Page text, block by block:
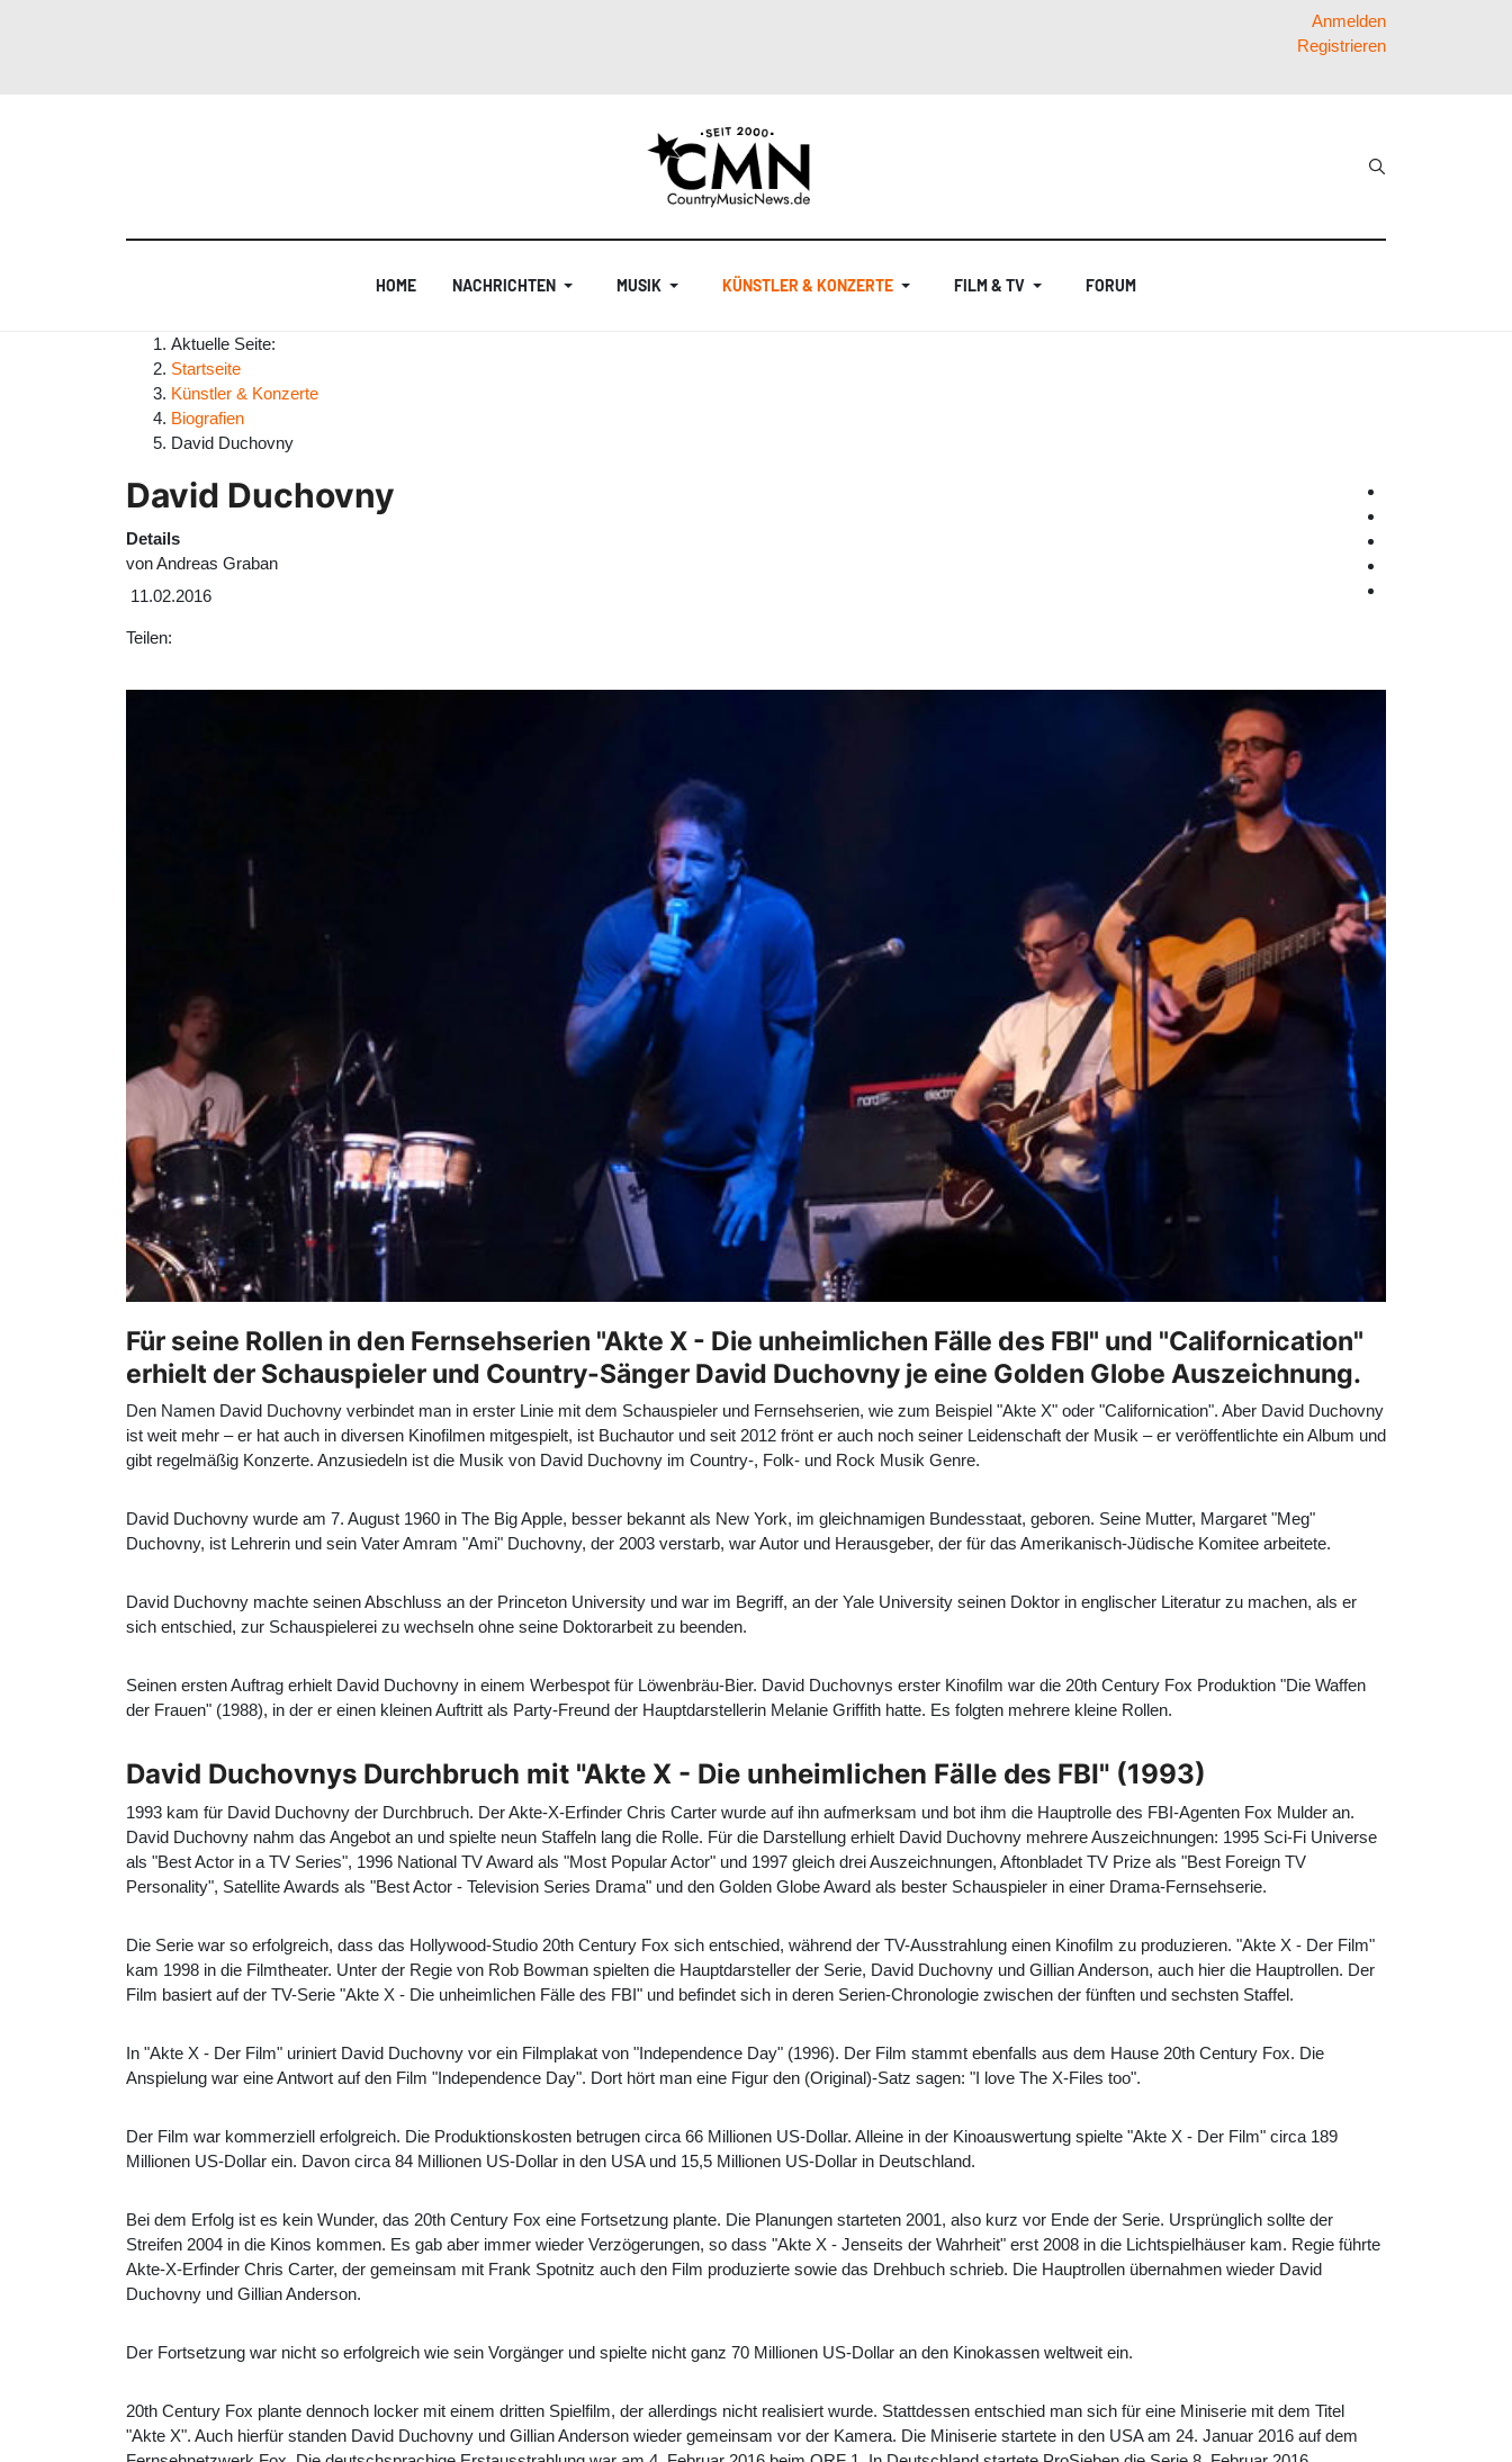
Anmelden
Registrieren
HOME NACHRICHTEN MUSIK KÜNSTLER & KONZERTE FILM & TV FORUM
Aktuelle Seite:
Startseite
Künstler & Konzerte
Biografien
David Duchovny
David Duchovny
Details
vonAndreas Graban
11.02.2016
Teilen:
Für seine Rollen in den Fernsehserien "Akte X - Die unheimlichen Fälle des FBI" und "Californication"
erhielt der Schauspieler und Country-Sänger David Duchovny je eine Golden Globe Auszeichnung.
Den Namen David Duchovny verbindet man in erster Linie mit dem Schauspieler und Fernsehserien, wie zum Beispiel "Akte X" oder "Californication". Aber David Duchovny
ist weit mehr – er hat auch in diversen Kinofilmen mitgespielt, ist Buchautor und seit 2012 frönt er auch noch seiner Leidenschaft der Musik – er veröffentlichte ein Album und
gibt regelmäßig Konzerte. Anzusiedeln ist die Musik von David Duchovny im Country-, Folk- und Rock Musik Genre.
David Duchovny wurde am 7. August 1960 in The Big Apple, besser bekannt als New York, im gleichnamigen Bundesstaat, geboren. Seine Mutter, Margaret "Meg"
Duchovny, ist Lehrerin und sein Vater Amram "Ami" Duchovny, der 2003 verstarb, war Autor und Herausgeber, der für das Amerikanisch-Jüdische Komitee arbeitete.
David Duchovny machte seinen Abschluss an der Princeton University und war im Begriff, an der Yale University seinen Doktor in englischer Literatur zu machen, als er
sich entschied, zur Schauspielerei zu wechseln ohne seine Doktorarbeit zu beenden.
Seinen ersten Auftrag erhielt David Duchovny in einem Werbespot für Löwenbräu-Bier. David Duchovnys erster Kinofilm war die 20th Century Fox Produktion "Die Waffen
der Frauen" (1988), in der er einen kleinen Auftritt als Party-Freund der Hauptdarstellerin Melanie Griffith hatte. Es folgten mehrere kleine Rollen.
David Duchovnys Durchbruch mit "Akte X - Die unheimlichen Fälle des FBI" (1993)
1993 kam für David Duchovny der Durchbruch. Der Akte-X-Erfinder Chris Carter wurde auf ihn aufmerksam und bot ihm die Hauptrolle des FBI-Agenten Fox Mulder an.
David Duchovny nahm das Angebot an und spielte neun Staffeln lang die Rolle. Für die Darstellung erhielt David Duchovny mehrere Auszeichnungen: 1995 Sci-Fi Universe
als "Best Actor in a TV Series", 1996 National TV Award als "Most Popular Actor" und 1997 gleich drei Auszeichnungen, Aftonbladet TV Prize als "Best Foreign TV
Personality", Satellite Awards als "Best Actor - Television Series Drama" und den Golden Globe Award als bester Schauspieler in einer Drama-Fernsehserie.
Die Serie war so erfolgreich, dass das Hollywood-Studio 20th Century Fox sich entschied, während der TV-Ausstrahlung einen Kinofilm zu produzieren. "Akte X - Der Film"
kam 1998 in die Filmtheater. Unter der Regie von Rob Bowman spielten die Hauptdarsteller der Serie, David Duchovny und Gillian Anderson, auch hier die Hauptrollen. Der
Film basiert auf der TV-Serie "Akte X - Die unheimlichen Fälle des FBI" und befindet sich in deren Serien-Chronologie zwischen der fünften und sechsten Staffel.
In "Akte X - Der Film" uriniert David Duchovny vor ein Filmplakat von "Independence Day" (1996). Der Film stammt ebenfalls aus dem Hause 20th Century Fox. Die
Anspielung war eine Antwort auf den Film "Independence Day". Dort hört man eine Figur den (Original)-Satz sagen: "I love The X-Files too".
Der Film war kommerziell erfolgreich. Die Produktionskosten betrugen circa 66 Millionen US-Dollar. Alleine in der Kinoauswertung spielte "Akte X - Der Film" circa 189
Millionen US-Dollar ein. Davon circa 84 Millionen US-Dollar in den USA und 15,5 Millionen US-Dollar in Deutschland.
Bei dem Erfolg ist es kein Wunder, das 20th Century Fox eine Fortsetzung plante. Die Planungen starteten 2001, also kurz vor Ende der Serie. Ursprünglich sollte der
Streifen 2004 in die Kinos kommen. Es gab aber immer wieder Verzögerungen, so dass "Akte X - Jenseits der Wahrheit" erst 2008 in die Lichtspielhäuser kam. Regie führte
Akte-X-Erfinder Chris Carter, der gemeinsam mit Frank Spotnitz auch den Film produzierte sowie das Drehbuch schrieb. Die Hauptrollen übernahmen wieder David
Duchovny und Gillian Anderson.
Der Fortsetzung war nicht so erfolgreich wie sein Vorgänger und spielte nicht ganz 70 Millionen US-Dollar an den Kinokassen weltweit ein.
20th Century Fox plante dennoch locker mit einem dritten Spielfilm, der allerdings nicht realisiert wurde. Stattdessen entschied man sich für eine Miniserie mit dem Titel
"Akte X". Auch hierfür standen David Duchovny und Gillian Anderson wieder gemeinsam vor der Kamera. Die Miniserie startete in den USA am 24. Januar 2016 auf dem